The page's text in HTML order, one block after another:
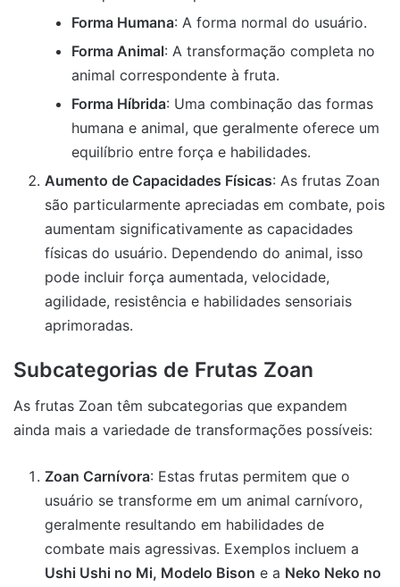
Forma Humana: A forma normal do usuário.
Forma Animal: A transformação completa no
animal correspondente à fruta.
Forma Híbrida: Uma combinação das formas
humana e animal, que geralmente oferece um
equilíbrio entre força e habilidades.
Aumento de Capacidades Físicas: As frutas Zoan
são particularmente apreciadas em combate, pois
aumentam significativamente as capacidades
físicas do usuário. Dependendo do animal, isso
pode incluir força aumentada, velocidade,
agilidade, resistência e habilidades sensoriais
aprimoradas.
Subcategorias de Frutas Zoan
As frutas Zoan têm subcategorias que expandem
ainda mais a variedade de transformações possíveis:
Zoan Carnívora: Estas frutas permitem que o
usuário se transforme em um animal carnívoro,
geralmente resultando em habilidades de
combate mais agressivas. Exemplos incluem a
Ushi Ushi no Mi, Modelo Bison e a Neko Neko no